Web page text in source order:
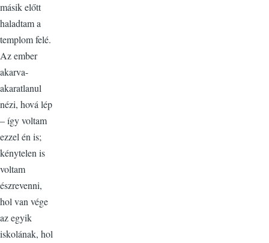
másik előtt
haladtam a
templom felé.
Az ember
akarva-
akaratlanul
nézi, hová lép
– így voltam
ezzel én is;
kénytelen is
voltam
észrevenni,
hol van vége
az egyik
iskolának, hol